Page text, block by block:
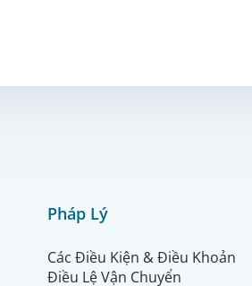
Pháp Lý
Các Điều Kiện & Điều Khoản
Điều Lệ Vận Chuyển